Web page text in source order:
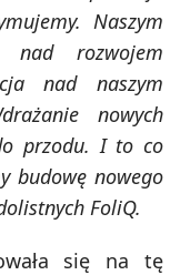
Naszym
nad rozwojem
nad naszym
nowych
przodu. I to co
budowę nowego
FoliQ.
się na tę